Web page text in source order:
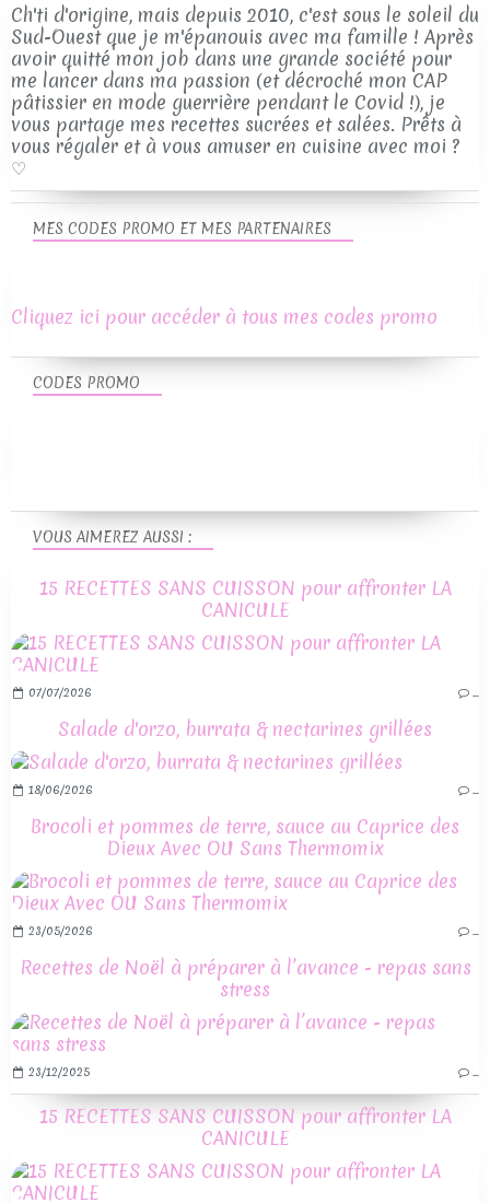
Ch'ti d'origine, mais depuis 2010, c'est sous le soleil du
Sud-Ouest que je m'épanouis avec ma famille ! Après
avoir quitté mon job dans une grande société pour
me lancer dans ma passion (et décroché mon CAP
pâtissier en mode guerrière pendant le Covid !), je
vous partage mes recettes sucrées et salées. Prêts à
vous régaler et à vous amuser en cuisine avec moi ?
♡
VOUS AIMEREZ AUSSI :
15 RECETTES SANS CUISSON pour affronter LA
CANICULE
07/07/2026
Salade d'orzo, burrata & nectarines grillées
18/06/2026
Brocoli et pommes de terre, sauce au Caprice des
Dieux Avec OU Sans Thermomix
23/05/2026
Recettes de Noël à préparer à l’avance - repas sans
stress
23/12/2025
15 RECETTES SANS CUISSON pour affronter LA
CANICULE
CODES PROMO
MES CODES PROMO ET MES PARTENAIRES
Cliquez ici pour accéder à tous mes codes promo